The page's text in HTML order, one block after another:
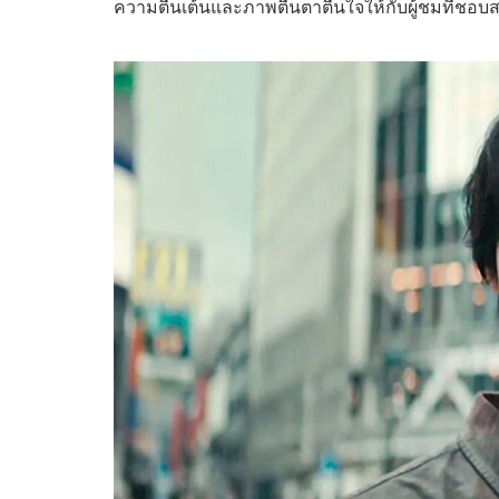
ความตื่นเต้นและภาพตื่นตาตื่นใจให้กับผู้ชมที่ชอบ